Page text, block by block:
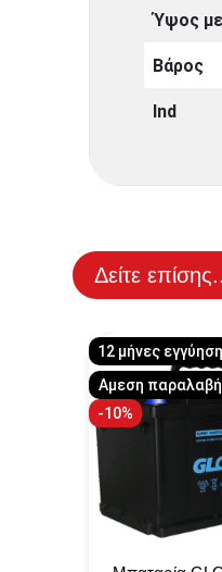
Ύψος
Βάρος
Ind
Δείτε
-10%
12 μήνες εγγύηση
Αμεση παραλαβή